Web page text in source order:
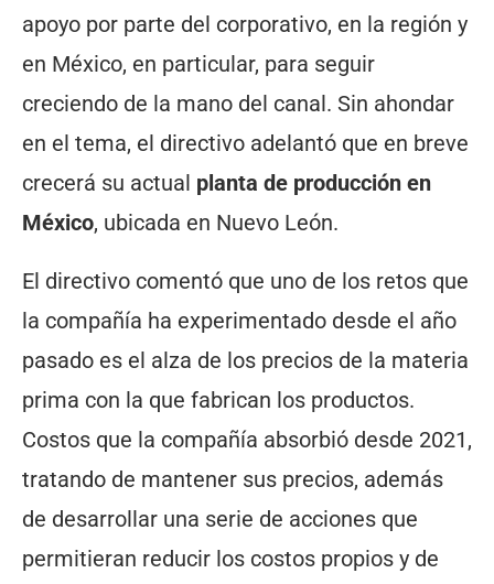
apoyo por parte del corporativo, en la región y
en México, en particular, para seguir
creciendo de la mano del canal. Sin ahondar
en el tema, el directivo adelantó que en breve
crecerá su actual planta de producción en
México, ubicada en Nuevo León.
El directivo comentó que uno de los retos que
la compañía ha experimentado desde el año
pasado es el alza de los precios de la materia
prima con la que fabrican los productos.
Costos que la compañía absorbió desde 2021,
tratando de mantener sus precios, además
de desarrollar una serie de acciones que
permitieran reducir los costos propios y de